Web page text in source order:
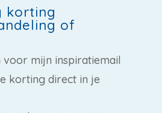
korting
of
mijn inspiratiemail
korting direct in je